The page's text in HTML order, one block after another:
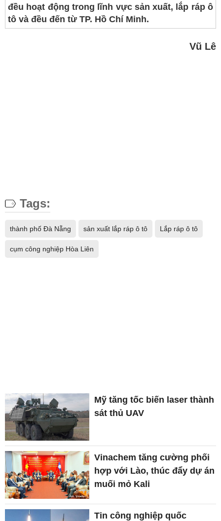
đều hoạt động trong lĩnh vực sản xuất, lắp ráp ô
tô và đều đến từ TP. Hồ Chí Minh.
Vũ Lê
Tags:
thành phố Đà Nẵng sản xuất lắp ráp ô tô Lắp ráp ô tô
cụm công nghiệp Hòa Liên
Mỹ tăng tốc biến laser thành
sát thủ UAV
Vinachem tăng cường phối
hợp với Lào, thúc đẩy dự án
muối mỏ Kali
Tin công nghiệp quốc